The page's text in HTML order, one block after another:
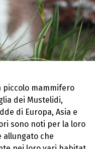
piccolo mammifero
dei Mustelidi,
di Europa, Asia e
sono noti per la loro
allungato che